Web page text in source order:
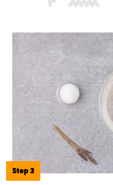
Step 3